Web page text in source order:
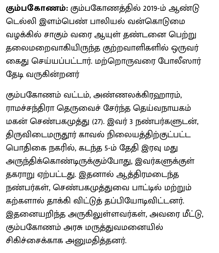
கும்பகோணம்:கும்பகோணத்தில் 2019-ம் ஆண்டு
டெல்லி இளம்பெண் பாலியல் வன்கொடுமை
வழக்கில் சாகும் வரை ஆயுள் தண்டனை பெற்று
தலைமறைவாகியிருந்த குற்றவாளிகளில் ஒருவர்
கைது செய்யப்பட்டார். மற்றொருவரை போலீஸார்
தேடி வருகின்றனர்
கும்பகோணம் வட்டம், அண்ணலக்கிரஹாரம்,
ராமச்சந்திரா தெருவைச் சேர்ந்த தெய்வநாயகம்
மகன் செண்பகமுத்து (27). இவர் 3 நண்பர்களுடன்,
திருவிடைமருதூர் காவல் நிலையத்திற்குட்பட்ட
பொதிகை நகரில், கடந்த 5-ம் தேதி இரவு மது
அருந்திக்கொண்டிருக்கும்போது, இவர்களுக்குள்
தகராறு ஏற்பட்டது. இதனால் ஆத்திரமடைந்த
நண்பர்கள், செண்பகமுத்துவை பாட்டில் மற்றும்
கற்களால் தாக்கி விட்டுத் தப்பியோடிவிட்டனர்.
இதனையறிந்த அருகிலுள்ளவர்கள், அவரை மீட்டு,
கும்பகோணம் அரசு மருத்துவமனையில்
சிகிச்சைக்காக அனுமதித்தனர்.